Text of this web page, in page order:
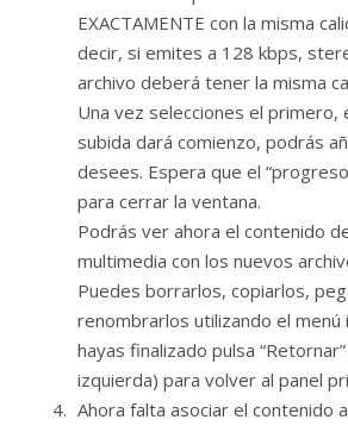
EXACTAMENTE con la misma
decir, si emites a 128 kbps,
archivo deberá tener la misma
Una vez selecciones el primero,
subida dará comienzo, podrás
desees. Espera que el
para cerrar la ventana.
Podrás ver ahora el contenido
multimedia con los nuevos
Puedes borrarlos, copiarlos,
renombrarlos utilizando el menú
hayas finalizado pulsa
izquierda) para volver al panel
Ahora falta asociar el contenido